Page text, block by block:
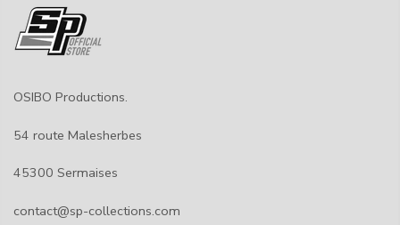
OSIBO Productions.
54 route Malesherbes
45300 Sermaises
contact@sp-collections.com